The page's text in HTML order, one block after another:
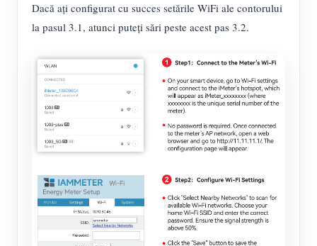
Dacă ați configurat cu succes setările WiFi ale contorului
la pasul 3.1, atunci puteți sări peste acest pas 3.2.